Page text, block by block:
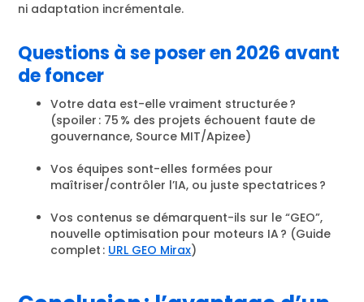
ni adaptation incrémentale.
Questions à se poser en 2026 avant
de foncer
Votre data est-elle vraiment structurée ?
(spoiler : 75 % des projets échouent faute de
gouvernance, Source MIT/Apizee)
Vos équipes sont-elles formées pour
maîtriser/contrôler l’IA, ou juste spectatrices ?
Vos contenus se démarquent-ils sur le “GEO”,
nouvelle optimisation pour moteurs IA ? (Guide
complet : URL GEO Mirax)